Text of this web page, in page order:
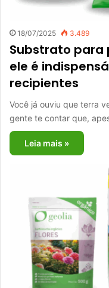
18/07/2025 3.489
Substrato para
ele é
recipientes
Você já ouviu que terra
gente te contar que,
Leia mais »